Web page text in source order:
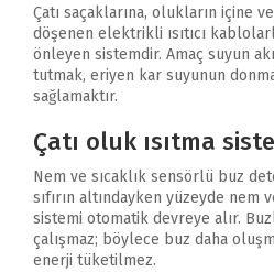
Çatı saçaklarına, olukların içine
döşenen elektrikli ısıtıcı
önleyen sistemdir. Amaç suyun
tutmak, eriyen kar suyunun
sağlamaktır.
Çatı oluk ısıtma
Nem ve sıcaklık sensörlü buz
sıfırın altındayken yüzeyde nem
sistemi otomatik devreye alır.
çalışmaz; böylece buz daha
enerji tüketilmez.